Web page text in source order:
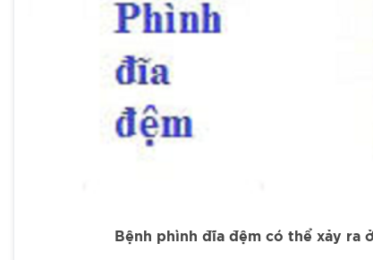
Bệnh phình đĩa đệm có thể xảy